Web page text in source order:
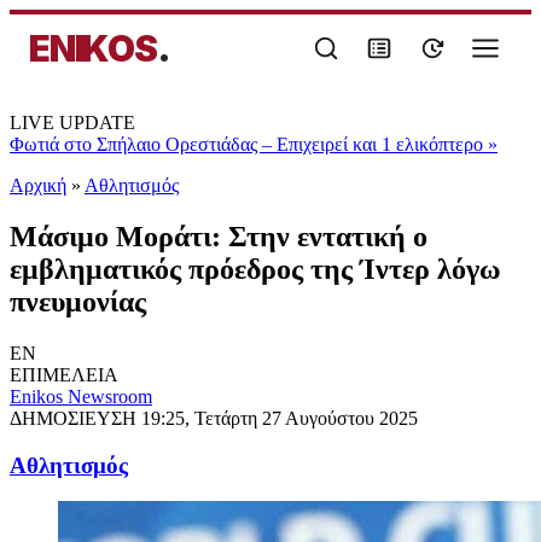
ENIKOS.
LIVE UPDATE
Φωτιά στο Σπήλαιο Ορεστιάδας – Επιχειρεί και 1 ελικόπτερο »
Αρχική » Αθλητισμός
Μάσιμο Μοράτι: Στην εντατική ο
εμβληματικός πρόεδρος της Ίντερ λόγω
πνευμονίας
EN
ΕΠΙΜΕΛΕΙΑ
Enikos Newsroom
ΔΗΜΟΣΙΕΥΣΗ 19:25, Τετάρτη 27 Αυγούστου 2025
Αθλητισμός